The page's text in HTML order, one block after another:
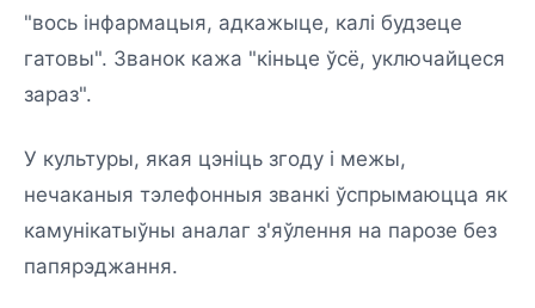
"вось інфармацыя, адкажыце, калі будзеце
гатовы". Званок кажа "кіньце ўсё, уключайцеся
зараз".
У культуры, якая цэніць згоду і межы,
нечаканыя тэлефонныя званкі ўспрымаюцца як
камунікатыўны аналаг з'яўлення на парозе без
папярэджання.